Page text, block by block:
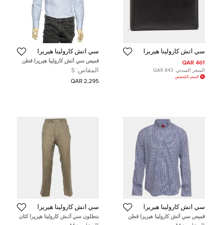
سي أتش كارولينا هيريرا
461 QAR
السعر المبدئي: 843 QAR
السعر المُخفض
سي أتش كارولينا هيريرا
قميص سي أتش كارولينا هيريرا قطن
كاروهات أزرق وأبيض بأزرار أمامية
مقاس صغير - سمول
المقاس: S
2,295 QAR
سي أتش كارولينا هيريرا
قميص سي أتش كارولينا هيريرا قطن
مربعات زرقاء بأزرار مقاس متوسط -
سي أتش كارولينا هيريرا
بنطلون سي أتـش كارولينا هيريرا كتان
بني قصـة عادية مقاس وسط